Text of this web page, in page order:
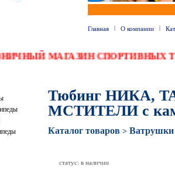
Главная | О компании |
МАГАЗИН
Тюбинг НИКА,
МСТИТЕЛИ с
Каталог товаров > Ватрушки
статус: в наличии